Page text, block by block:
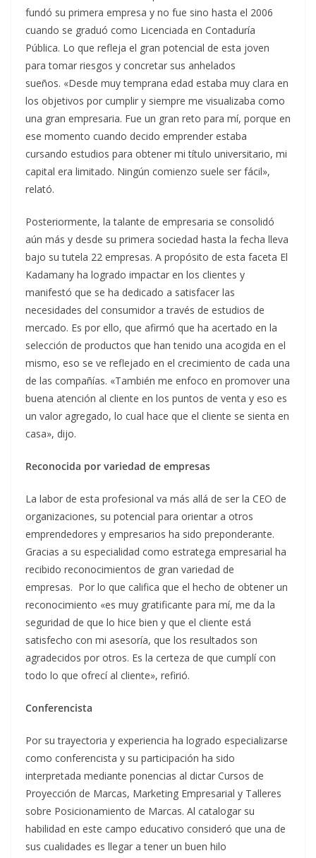
fundó su primera empresa y no fue sino hasta el 2006
cuando se graduó como Licenciada en Contaduría
Pública. Lo que refleja el gran potencial de esta joven
para tomar riesgos y concretar sus anhelados
sueños. «Desde muy temprana edad estaba muy clara en
los objetivos por cumplir y siempre me visualizaba como
una gran empresaria. Fue un gran reto para mí, porque en
ese momento cuando decido emprender estaba
cursando estudios para obtener mi título universitario, mi
capital era limitado. Ningún comienzo suele ser fácil»,
relató.
Posteriormente, la talante de empresaria se consolidó
aún más y desde su primera sociedad hasta la fecha lleva
bajo su tutela 22 empresas. A propósito de esta faceta El
Kadamany ha logrado impactar en los clientes y
manifestó que se ha dedicado a satisfacer las
necesidades del consumidor a través de estudios de
mercado. Es por ello, que afirmó que ha acertado en la
selección de productos que han tenido una acogida en el
mismo, eso se ve reflejado en el crecimiento de cada una
de las compañías. «También me enfoco en promover una
buena atención al cliente en los puntos de venta y eso es
un valor agregado, lo cual hace que el cliente se sienta en
casa», dijo.
Reconocida por variedad de empresas
La labor de esta profesional va más allá de ser la CEO de
organizaciones, su potencial para orientar a otros
emprendedores y empresarios ha sido preponderante.
Gracias a su especialidad como estratega empresarial ha
recibido reconocimientos de gran variedad de
empresas. Por lo que califica que el hecho de obtener un
reconocimiento «es muy gratificante para mí, me da la
seguridad de que lo hice bien y que el cliente está
satisfecho con mi asesoría, que los resultados son
agradecidos por otros. Es la certeza de que cumplí con
todo lo que ofrecí al cliente», refirió.
Conferencista
Por su trayectoria y experiencia ha logrado especializarse
como conferencista y su participación ha sido
interpretada mediante ponencias al dictar Cursos de
Proyección de Marcas, Marketing Empresarial y Talleres
sobre Posicionamiento de Marcas. Al catalogar su
habilidad en este campo educativo consideró que una de
sus cualidades es llegar a tener un buen hilo